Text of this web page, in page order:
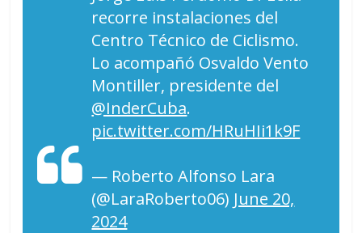
recorre instalaciones del
Centro Técnico de Ciclismo.
Lo acompañó Osvaldo Vento
Montiller, presidente del
@InderCuba.
pic.twitter.com/HRuHIi1k9F
— Roberto Alfonso Lara
(@LaraRoberto06) June 20,
2024